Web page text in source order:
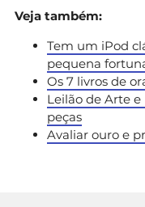
Veja também:
Tem um iPod
pequena
Os 7 livros de
Leilão de Arte e
peças
Avaliar ouro e